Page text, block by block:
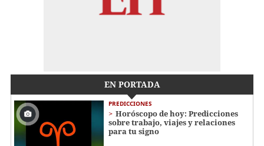
EN PORTADA
PREDICCIONES
Horóscopo de hoy: Predicciones
sobre trabajo, viajes y relaciones
para tu signo